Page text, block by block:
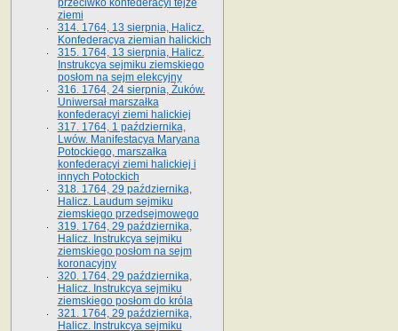
przeciwko konfederacyi tejże
ziemi
314. 1764, 13 sierpnia, Halicz.
Konfederacya ziemian halickich
315. 1764, 13 sierpnia, Halicz.
Instrukcya sejmiku ziemskiego
posłom na sejm elekcyjny
316. 1764, 24 sierpnia, Żuków.
Uniwersał marszałka
konfederacyi ziemi halickiej
317. 1764, 1 października,
Lwów. Manifestacya Maryana
Potockiego, marszałka
konfederacyi ziemi halickiej i
innych Potockich
318. 1764, 29 października,
Halicz. Laudum sejmiku
ziemskiego przedsejmowego
319. 1764, 29 października,
Halicz. Instrukcya sejmiku
ziemskiego posłom na sejm
koronacyjny
320. 1764, 29 października,
Halicz. Instrukcya sejmiku
ziemskiego posłom do króla
321. 1764, 29 października,
Halicz. Instrukcya sejmiku